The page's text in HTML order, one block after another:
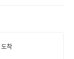
착